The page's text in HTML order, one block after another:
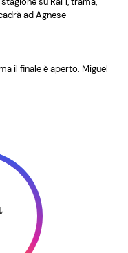
ad Agnese
il finale è aperto: Miguel